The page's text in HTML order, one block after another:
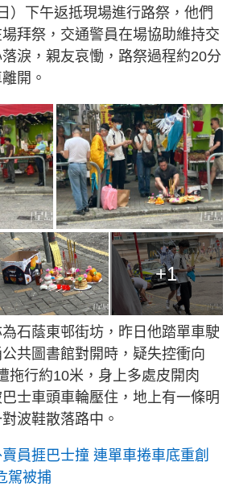
）下午返抵現場進行路祭，他們
拜祭，交通警員在場協助維持交
淚，親友哀慟，路祭過程約20分
開。
+1
石蔭東邨街坊，昨日他踏單車駛
共圖書館對開時，疑失控衝向
拖行約10米，身上多處皮開肉
士車頭車輪壓住，地上有一條明
波鞋散落路中。
員捱巴士撞 連單車捲車底重創
駕被捕